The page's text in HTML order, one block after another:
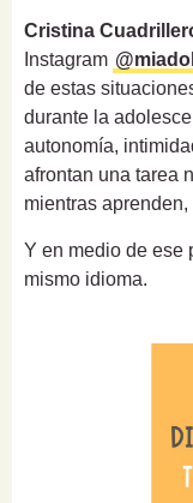
Cristina
Instagram
de estas
durante la
autonomía,
afrontan una tarea
mientras
Y en medio de ese
mismo idioma.